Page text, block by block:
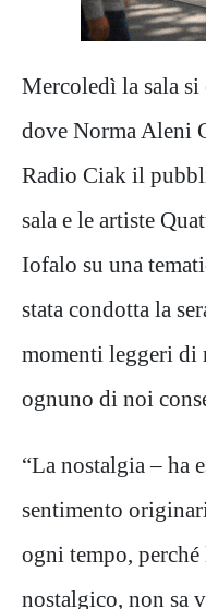
Mercoledì la sala si
dove Norma Aleni
Radio Ciak il
sala e le artiste
Iofalo su una
stata condotta la
momenti leggeri di
ognuno di noi
“La nostalgia – ha
sentimento
ogni tempo,
nostalgico, non sa